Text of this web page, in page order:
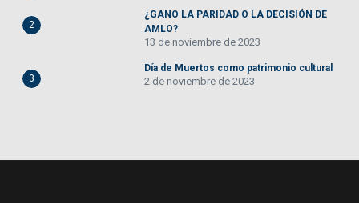
2
¿GANO LA PARIDAD O LA DECISIÓN DE
AMLO?
13 de noviembre de 2023
3
Día de Muertos como patrimonio cultural
2 de noviembre de 2023